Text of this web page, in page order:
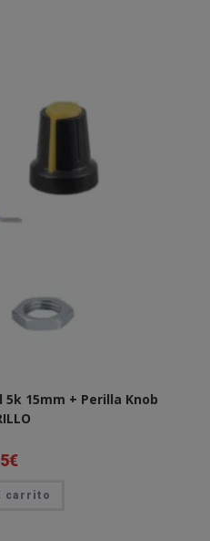
15mm + Perilla Knob
€
carrito